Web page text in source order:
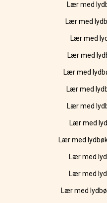
Lær med
Lær med
Lær med
Lær med
Lær med
Lær med
Lær med
Lær med
Lær med
Lær med
Lær med
Lær med